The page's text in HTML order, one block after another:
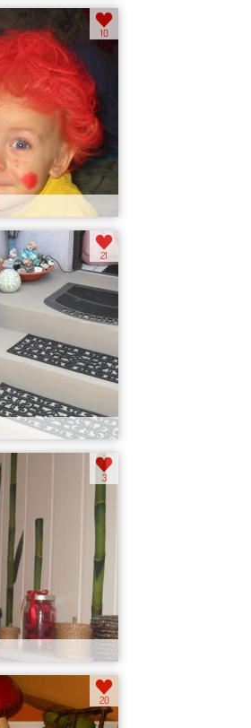
10
21
3
20